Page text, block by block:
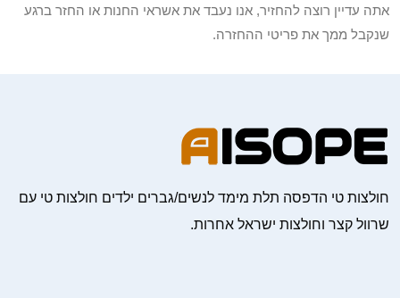
אתה עדיין רוצה להחזיר, אנו נעבד את אשראי החנות או החזר ברגע
שנקבל ממך את פריטי ההחזרה.
חולצות טי הדפסה תלת מימד לנשים/גברים ילדים חולצות טי עם
שרוול קצר וחולצות ישראל אחרות.